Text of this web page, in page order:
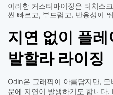
이러한 커스터마이징은 터치스
씬 빠르고, 부드럽고, 반응성이
지연 없이 플
발할라 라이징
Odin은 그래픽이 아름답지만,
문에 지연이 발생하기도 합니다.